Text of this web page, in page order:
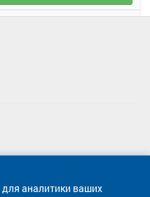
для аналитики ваших